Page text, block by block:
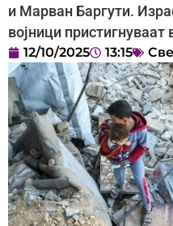
и Марван Баргути.
војници
12/10/2025 13:15